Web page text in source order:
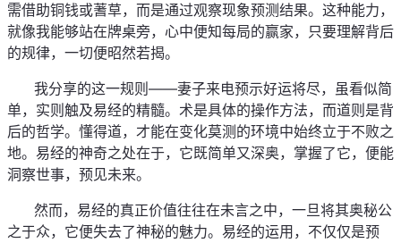
需借助铜钱或蓍草，而是通过观察现象预测结果。这种能力，
就像我能够站在牌桌旁，心中便知每局的赢家，只要理解背后
的规律，一切便昭然若揭。
单，实则触及易经的精髓。术是具体的操作方法，而道则是背
后的哲学。懂得道，才能在变化莫测的环境中始终立于不败之
地。易经的神奇之处在于，它既简单又深奥，掌握了它，便能
洞察世事，预见未来。
之于众，它便失去了神秘的魅力。易经的运用，不仅仅是预